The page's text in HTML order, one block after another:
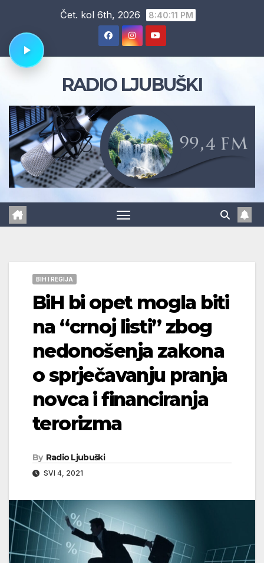
content
Čet. kol 6th, 2026 8:40:12 PM
RADIO LJUBUŠKI
BIH I REGIJA
BiH bi opet mogla biti
na “crnoj listi” zbog
nedonošenja zakona
o sprječavanju pranja
novca i financiranja
terorizma
By Radio Ljubuški
SVI 4, 2021